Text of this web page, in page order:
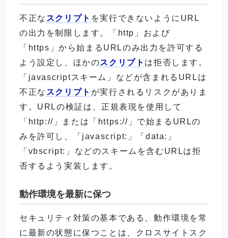
不正な スクリプト を実行できないようにURL
の出力を制限します。「http」および
「https」から始まるURLのみ出力を許可する
よう設定し、ほかのスクリプト は拒否します。
「javascriptスキーム」などが含まれるURLは
不正な スクリプト が実行されるリスクがありま
す。URLの検証は、正規表現を使用して
「http://」または「https://」で始まるURLの
みを許可し、「javascript:」「data:」
「vbscript:」などのスキームを含むURLは拒
否するよう実装します。
動作環境を最新に保つ
セキュリティ対策の基本である、動作環境を常
に最新の状態に保つことは、クロスサイトスク